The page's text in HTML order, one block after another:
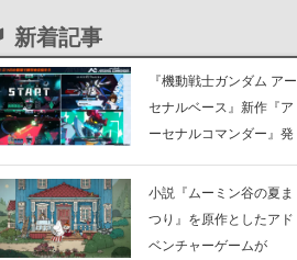
新着記事
『機動戦士ガンダム アー
セナルベース』新作『ア
ーセナルコマンダー』発
小説『ムーミン谷の夏ま
つり』を原作としたアド
ベンチャーゲームが